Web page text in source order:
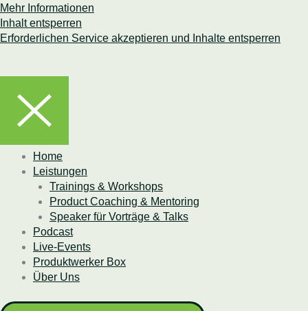
Mehr Informationen
Inhalt entsperren
Erforderlichen Service akzeptieren und Inhalte entsperren
Home
Leistungen
Trainings & Workshops
Product Coaching & Mentoring
Speaker für Vorträge & Talks
Podcast
Live-Events
Produktwerker Box
Über Uns